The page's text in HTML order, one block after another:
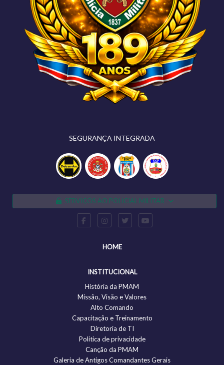
SEGURANÇA INTEGRADA
SERVIÇOS AO POLICIAL MILITAR
HOME
INSTITUCIONAL
História da PMAM
Missão, Visão e Valores
Alto Comando
Capacitação e Treinamento
Diretoria de TI
Politica de privacidade
Canção da PMAM
Galeria de Antigos Comandantes Gerais